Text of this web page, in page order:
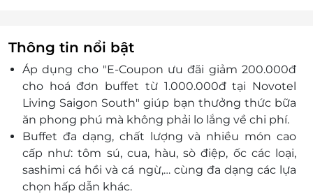
Thông tin nổi bật
Áp dụng cho "E-Coupon ưu đãi giảm 200.000đ
cho hoá đơn buffet từ 1.000.000đ tại Novotel
Living Saigon South" giúp bạn thưởng thức bữa
ăn phong phú mà không phải lo lắng về chi phí.
Buffet đa dạng, chất lượng và nhiều món cao
cấp như: tôm sú, cua, hàu, sò điệp, ốc các loại,
sashimi cá hồi và cá ngừ,… cùng đa dạng các lựa
chọn hấp dẫn khác.